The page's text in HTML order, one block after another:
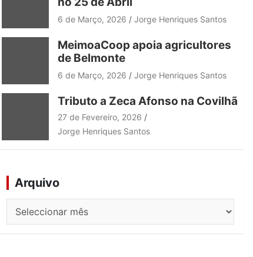
6 de Março, 2026 Jorge Henriques Santos
MeimoaCoop apoia agricultores
de Belmonte
6 de Março, 2026 Jorge Henriques Santos
Tributo a Zeca Afonso na Covilhã
27 de Fevereiro, 2026
Jorge Henriques Santos
Arquivo